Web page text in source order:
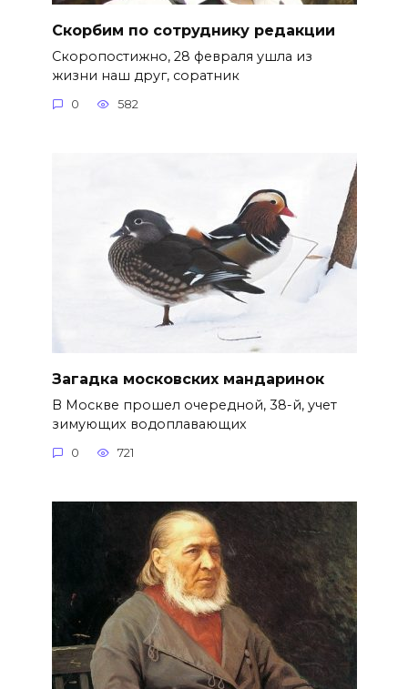
Скорбим по сотруднику редакции
Скоропостижно, 28 февраля ушла из
жизни наш друг, соратник
0 582
Загадка московских мандаринок
В Москве прошел очередной, 38-й, учет
зимующих водоплавающих
0 721